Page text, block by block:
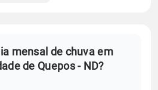
mensal de chuva em
de Quepos - ND?